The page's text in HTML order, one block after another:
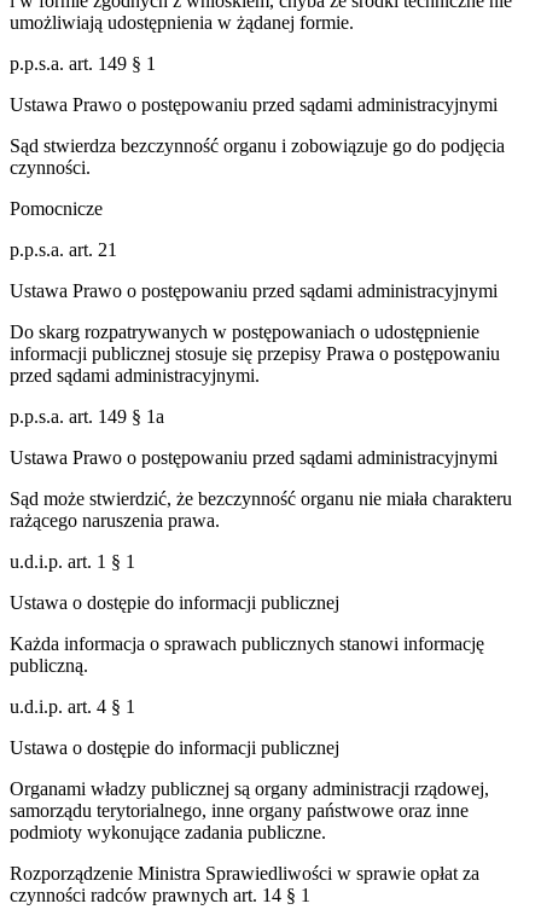
umożliwiają udostępnienia w żądanej formie.
p.p.s.a. art. 149 § 1
Ustawa Prawo o postępowaniu przed sądami administracyjnymi
Sąd stwierdza bezczynność organu i zobowiązuje go do podjęcia
czynności.
Pomocnicze
p.p.s.a. art. 21
Ustawa Prawo o postępowaniu przed sądami administracyjnymi
Do skarg rozpatrywanych w postępowaniach o udostępnienie
informacji publicznej stosuje się przepisy Prawa o postępowaniu
przed sądami administracyjnymi.
p.p.s.a. art. 149 § 1a
Ustawa Prawo o postępowaniu przed sądami administracyjnymi
Sąd może stwierdzić, że bezczynność organu nie miała charakteru
rażącego naruszenia prawa.
u.d.i.p. art. 1 § 1
Ustawa o dostępie do informacji publicznej
Każda informacja o sprawach publicznych stanowi informację
publiczną.
u.d.i.p. art. 4 § 1
Ustawa o dostępie do informacji publicznej
Organami władzy publicznej są organy administracji rządowej,
samorządu terytorialnego, inne organy państwowe oraz inne
podmioty wykonujące zadania publiczne.
Rozporządzenie Ministra Sprawiedliwości w sprawie opłat za
czynności radców prawnych art. 14 § 1